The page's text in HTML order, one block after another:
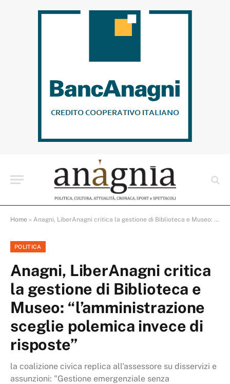
Home » Anagni, LiberAnagni critica la gestione di Biblioteca e Museo: “l’amministrazione sceglie polemica invece di risposte”
POLITICA
Anagni, LiberAnagni critica
la gestione di Biblioteca e
Museo: “l’amministrazione
sceglie polemica invece di
risposte”
la coalizione civica replica all'assessore su disservizi e
assunzioni: "Gestione emergenziale senza